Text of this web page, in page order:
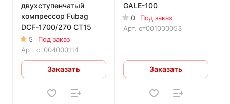
двухступенчатый
компрессор Fubag
DCF-1700/270 CT15
5
Под заказ
Арт. от004000114
Заказать
GALE-100
0
Под заказ
Арт. от001000053
Заказать